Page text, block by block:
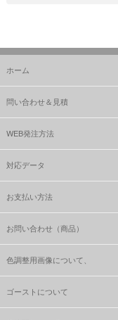
ホーム
問い合わせ＆見積
WEB発注方法
対応データ
お支払い方法
お問い合わせ（商品）
色調整用画像について、
ゴーストについて